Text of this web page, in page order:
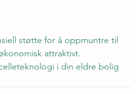
støtte for å oppmuntre til
attraktivt.
i din eldre bolig